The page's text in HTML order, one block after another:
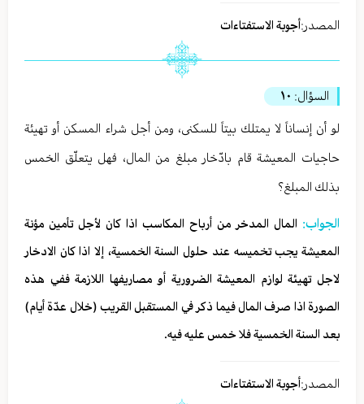
المصدر:أجوبة الاستفتاءات
السؤال: ١٠
لو أن إنساناً لا يمتلك بيتاً للسكنى، ومن أجل شراء المسكن أو تهيئة
حاجيات المعيشة‌ قام بادّخار مبلغ من المال، فهل يتعلّق الخمس
بذلك المبلغ؟
الجواب: المال المدخر من أرباح المكاسب اذا كان لأجل تأمين مؤنة
المعيشة يجب تخميسه عند حلول السنة الخمسية، إلا اذا كان الادخار
لاجل تهيئة لوازم المعيشة الضرورية أو مصاريفها اللازمة ففي هذه
الصورة اذا صرف المال فيما ذكر في المستقبل القريب (خلال عدّة أيام)
بعد السنة الخمسية فلا خمس عليه فيه.
المصدر:أجوبة الاستفتاءات